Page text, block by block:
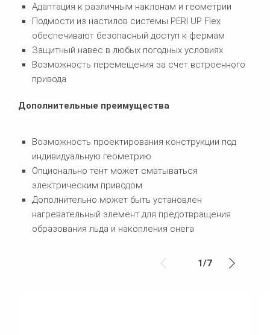
Адаптация к различным наклонам и геометрии
Подмости из настилов системы PERI UP Flex
обеспечивают безопасный доступ к фермам
Защитный навес в любых погодных условиях
Возможность перемещения за счет встроенного
привода
Дополнительные преимущества
Возможность проектирования конструкции под
индивидуальную геометрию
Опционально тент может сматываться
электрическим приводом
Дополнительно может быть установлен
нагревательный элемент для предотвращения
образования льда и накопления снега
1/7